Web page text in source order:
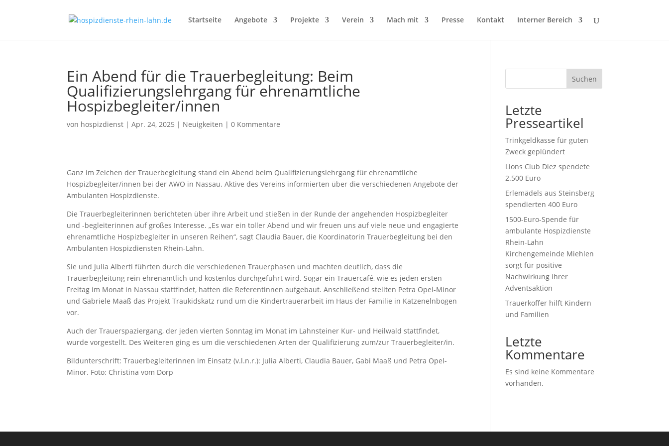
Startseite Angebote Projekte Verein Mach mit Presse Kontakt Interner Bereich
Ein Abend für die Trauerbegleitung: Beim
Qualifizierungslehrgang für ehrenamtliche
Hospizbegleiter/innen
von hospizdienst |Apr. 24, 2025 | Neuigkeiten |0 Kommentare
Ganz im Zeichen der Trauerbegleitung stand ein Abend beim Qualifizierungslehrgang für ehrenamtliche
Hospizbegleiter/innen bei der AWO in Nassau. Aktive des Vereins informierten über die verschiedenen Angebote der
Ambulanten Hospizdienste.
Die Trauerbegleiterinnen berichteten über ihre Arbeit und stießen in der Runde der angehenden Hospizbegleiter
und -begleiterinnen auf großes Interesse. „Es war ein toller Abend und wir freuen uns auf viele neue und engagierte
ehrenamtliche Hospizbegleiter in unseren Reihen“, sagt Claudia Bauer, die Koordinatorin Trauerbegleitung bei den
Ambulanten Hospizdiensten Rhein-Lahn.
Sie und Julia Alberti führten durch die verschiedenen Trauerphasen und machten deutlich, dass die
Trauerbegleitung rein ehrenamtlich und kostenlos durchgeführt wird. Sogar ein Trauercafé, wie es jeden ersten
Freitag im Monat in Nassau stattfindet, hatten die Referentinnen aufgebaut. Anschließend stellten Petra Opel-Minor
und Gabriele Maaß das Projekt Traukidskatz rund um die Kindertrauerarbeit im Haus der Familie in Katzenelnbogen
vor.
Auch der Trauerspaziergang, der jeden vierten Sonntag im Monat im Lahnsteiner Kur- und Heilwald stattfindet,
wurde vorgestellt. Des Weiteren ging es um die verschiedenen Arten der Qualifizierung zum/zur Trauerbegleiter/in.
Bildunterschrift: Trauerbegleiterinnen im Einsatz (v.l.n.r.): Julia Alberti, Claudia Bauer, Gabi Maaß und Petra Opel-
Minor. Foto: Christina vom Dorp
Suchen
Letzte
Presseartikel
Trinkgeldkasse für guten
Zweck geplündert
Lions Club Diez spendete
2.500 Euro
Erlemädels aus Steinsberg
spendierten 400 Euro
1500-Euro-Spende für
ambulante Hospizdienste
Rhein-Lahn
Kirchengemeinde Miehlen
sorgt für positive
Nachwirkung ihrer
Adventsaktion
Trauerkoffer hilft Kindern
und Familien
Letzte
Kommentare
Es sind keine Kommentare
vorhanden.